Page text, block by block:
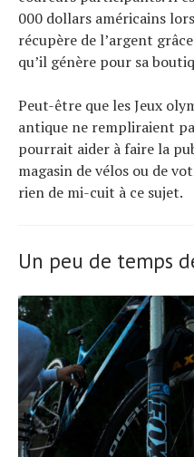
000 dollars américains
récupère de l’argent
qu’il génère pour sa
Peut-être que les Jeux
antique ne rempliraient
pourrait aider à faire la
magasin de vélos ou de
rien de mi-cuit à ce sujet.
Un peu de temps